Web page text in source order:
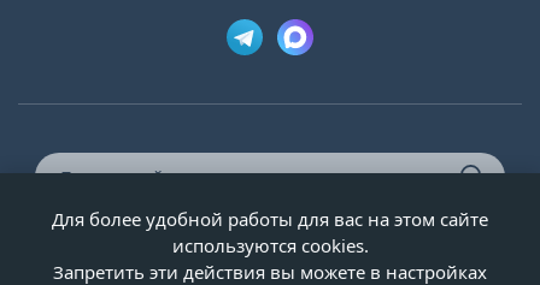
© ООО «Двери-и-точка», ИНН 5020092947, 1995-2026 г.
Для более удобной работы для вас на этом сайте
используются cookies.
Запретить эти действия вы можете в настройках